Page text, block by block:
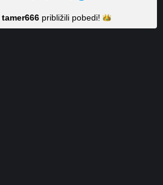
tamer666 približili pobedi!